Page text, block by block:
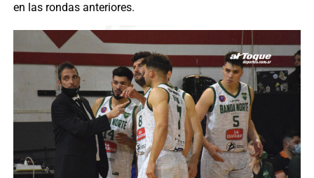
en las rondas anteriores.